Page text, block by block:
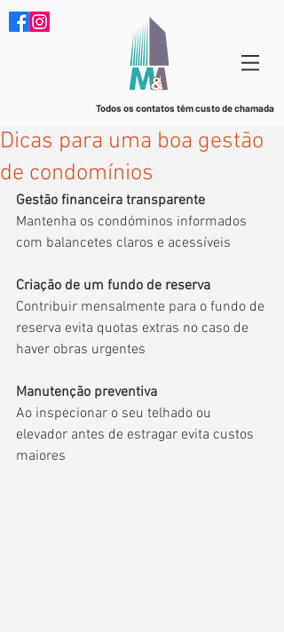
Todos os contatos têm custo de chamada
Dicas para uma boa gestão
de condomínios
Gestão financeira transparente
Mantenha os condóminos informados
com balancetes claros e acessíveis
Criação de um fundo de reserva
Contribuir mensalmente para o fundo de
reserva evita quotas extras no caso de
haver obras urgentes
Manutenção preventiva
Ao inspecionar o seu telhado ou
elevador antes de estragar evita custos
maiores